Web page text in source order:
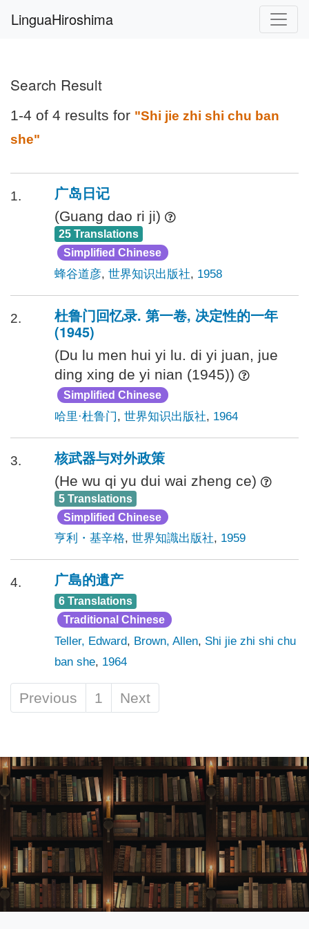
LinguaHiroshima
Search Result
1-4 of 4 results for "Shi jie zhi shi chu ban
she"
1. 广岛日记
(Guang dao ri ji)
25 Translations
Simplified Chinese
蜂谷道彦, 世界知识出版社, 1958
2.
杜鲁门回忆录. 第一卷, 决定性的一年
(1945)
(Du lu men hui yi lu. di yi juan, jue
ding xing de yi nian (1945))
Simplified Chinese
哈里·杜鲁门, 世界知识出版社, 1964
3. 核武器与对外政策
(He wu qi yu dui wai zheng ce)
5 Translations
Simplified Chinese
亨利・基辛格, 世界知識出版社, 1959
4. 广島的遺产
6 Translations
Traditional Chinese
Teller, Edward, Brown, Allen, Shi jie zhi shi chu
ban she, 1964
Previous 1 Next